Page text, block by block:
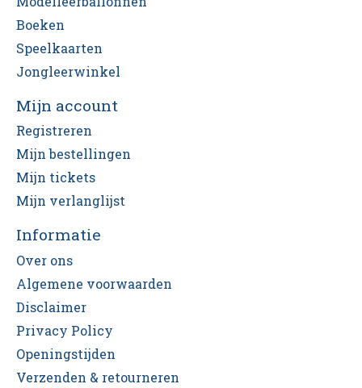
Boeken
Speelkaarten
Jongleerwinkel
Mijn account
Registreren
Mijn bestellingen
Mijn tickets
Mijn verlanglijst
Informatie
Over ons
Algemene voorwaarden
Disclaimer
Privacy Policy
Openingstijden
Verzenden & retourneren